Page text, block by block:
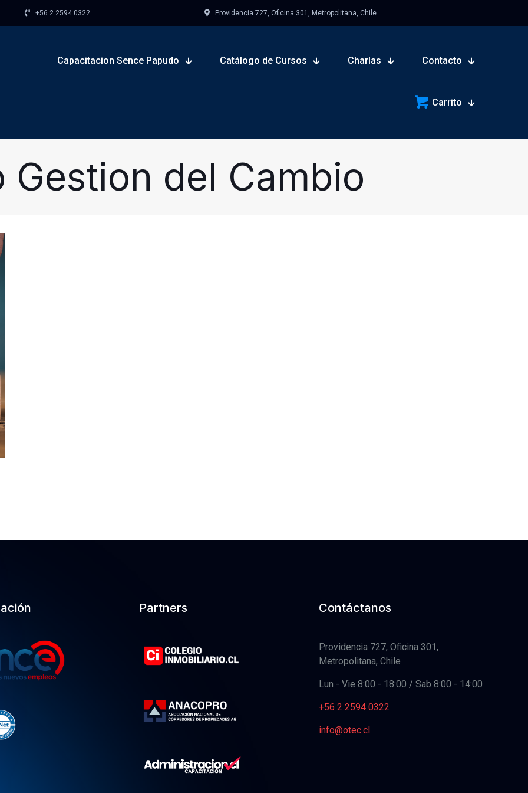
+56 2 2594 0322 Providencia 727, Oficina 301, Metropolitana, Chile
Capacitacion Sence Papudo Catálogo de Cursos Charlas Contacto
Carrito
Gestion del Cambio
Partners Contáctanos
Providencia 727, Oficina 301,
Metropolitana, Chile
Lun - Vie 8:00 - 18:00 / Sab 8:00 - 14:00
+56 2 2594 0322
info@otec.cl